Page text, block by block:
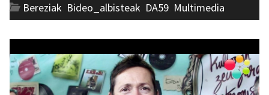
Bereziak Bideo_albisteak DA59 Multimedia